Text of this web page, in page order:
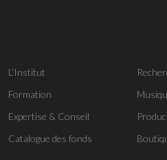
L’Institut
Formation
Expertise & Conseil
Catalogue des fonds